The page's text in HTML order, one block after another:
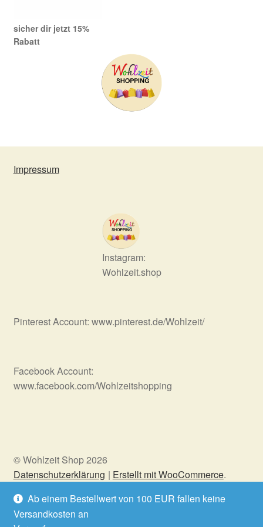
Ab einem Bestellwert von 100 EUR fallen keine
Versandkosten an
sicher dir jetzt 15%
Rabatt
Impressum
Instagram:
Wohlzeit.shop
Pinterest Account: www.pinterest.de/Wohlzeit/
Facebook Account:
www.facebook.com/Wohlzeitshopping
© Wohlzeit Shop 2026
Datenschutzerklärung
Erstellt mit WooCommerce.